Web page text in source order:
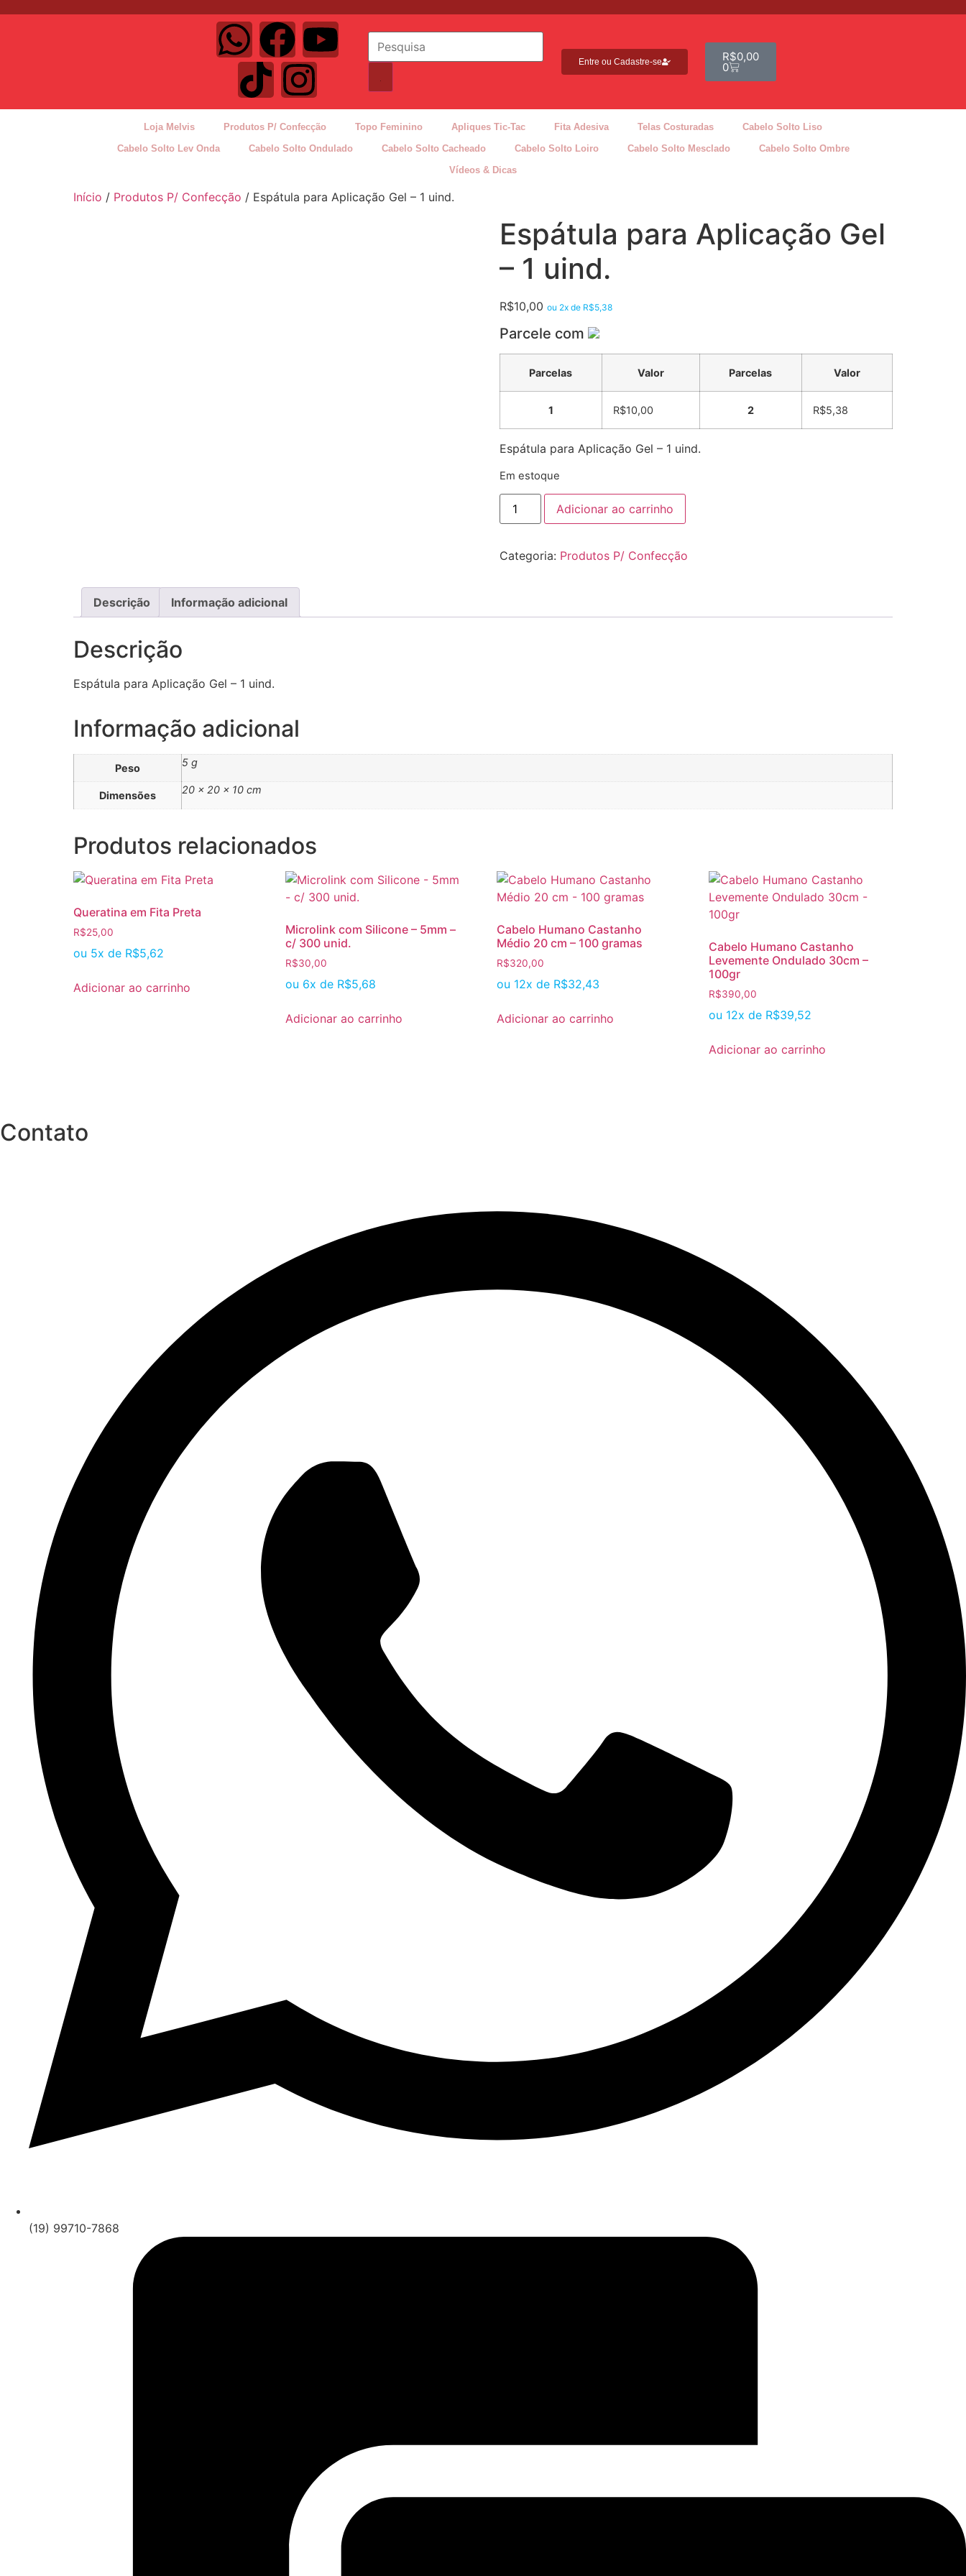
Entre ou Cadastre-se R$0,00
0
Loja Melvis Produtos P/ Confecção Topo Feminino Apliques Tic-Tac Fita Adesiva Telas Costuradas
Cabelo Solto Liso
Cabelo Solto Lev Onda
Cabelo Solto Ondulado Cabelo Solto Cacheado Cabelo Solto Loiro Cabelo Solto Mesclado
Cabelo Solto Ombre
Vídeos & Dicas
Início / Produtos P/ Confecção / Espátula para Aplicação Gel – 1 uind.
Espátula para Aplicação Gel
– 1 uind.
R$10,00 ou 2x de R$5,38
Parcele com
Parcelas Valor Parcelas Valor
1 R$10,00 2 R$5,38
Espátula para Aplicação Gel – 1 uind.
Em estoque
Adicionar ao carrinho
Categoria: Produtos P/ Confecção
Descrição Informação adicional
Descrição
Espátula para Aplicação Gel – 1 uind.
Informação adicional
Peso 5 g
Dimensões 20 × 20 × 10 cm
Produtos relacionados
Queratina em Fita Preta
R$25,00
ou 5x de R$5,62
Adicionar ao carrinho
Microlink com Silicone – 5mm –
c/ 300 unid.
R$30,00
ou 6x de R$5,68
Adicionar ao carrinho
Cabelo Humano Castanho
Médio 20 cm – 100 gramas
R$320,00
ou 12x de R$32,43
Adicionar ao carrinho
Cabelo Humano Castanho
Levemente Ondulado 30cm –
100gr
R$390,00
ou 12x de R$39,52
Adicionar ao carrinho
Contato
(19) 99710-7868